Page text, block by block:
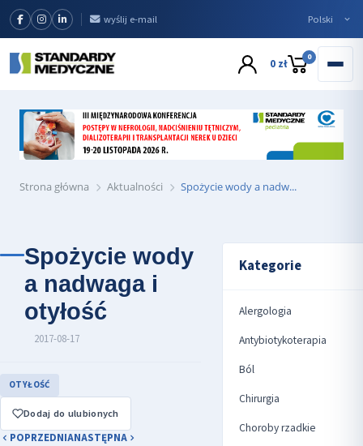
wyślij e-mail
0 zł 0
Strona główna Aktualności Spożycie wody a nadw...
Spożycie wody
a nadwaga i
otyłość
2017-08-17
OTYŁOŚĆ
Dodaj do ulubionych
POPRZEDNIANASTĘPNA
Kategorie
Alergologia
Antybiotykoterapia
Ból
Chirurgia
Choroby rzadkie